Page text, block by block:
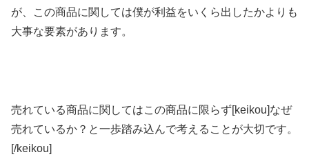
が、この商品に関しては僕が利益をいくら出したかよりも
大事な要素があります。
売れている商品に関してはこの商品に限らず[keikou]なぜ
売れているか？と一歩踏み込んで考えることが大切です。
[/keikou]